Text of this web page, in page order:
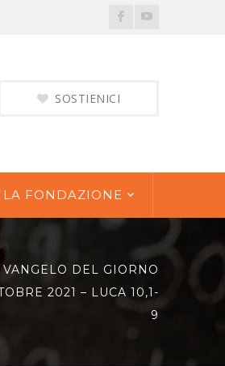
FacebookYoutube
SOSTIENICI
LA FONDAZIONE
VANGELO DEL GIORNO
2021 – LUCA 10,1-
9